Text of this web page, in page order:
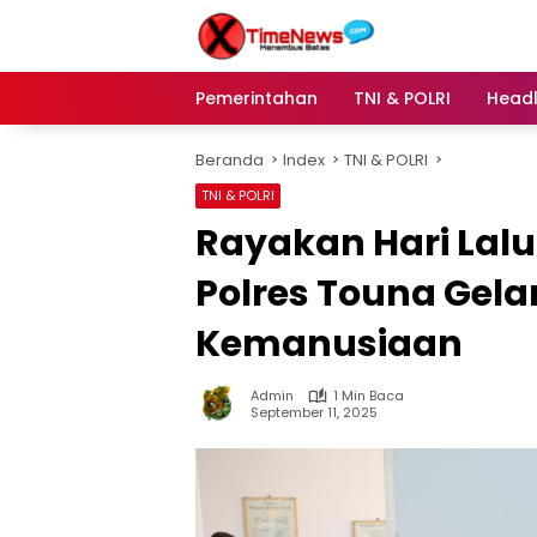
Pemerintahan
TNI & POLRI
Beranda Index TNI & POLRI
TNI & POLRI
Rayakan Hari
Polres Touna
Kemanusiaan
Admin
1 Min Baca
September 11, 2025